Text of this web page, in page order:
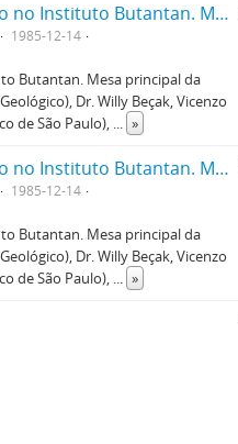
Encontro de Pesquisa Científica realizado no Instituto Butantan. Mesa principal da esquerda para direita: Percy Corrêa Vieira (Instituto Geológico), Dr. Willy Beçak, Vicenzo Raffaele Bochichio(Instituto Geográfico e Cartográfico de São Paulo), Pedro Paulo Chiefi (Instituto Adolpho Lutz).
1985-12-14
Butantan. Mesa principal da
Dr. Willy Beçak, Vicenzo
de São Paulo), ... »
Encontro de Pesquisa Científica realizado no Instituto Butantan. Mesa principal da esquerda para direita: Percy Corrêa Vieira (Instituto Geológico), Dr. Willy Beçak, Vicenzo Raffaele Bochichio(Instituto Geográfico e Cartográfico de São Paulo), Pedro Paulo Chiefi (Instituto Adolpho Lutz).
1985-12-14
Butantan. Mesa principal da
Dr. Willy Beçak, Vicenzo
de São Paulo), ... »